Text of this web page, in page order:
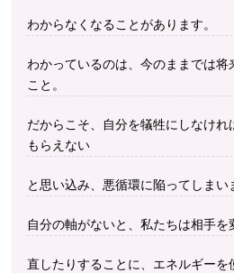
わからなくなることがあります。
わかっているのは、今のままでは将
こと。
だからこそ、自分を犠牲にしなけれ
もらえない
と思い込み、悪循環に陥ってしまい
自分の軸がないと、私たちは相手を
直したりすることに、エネルギーを